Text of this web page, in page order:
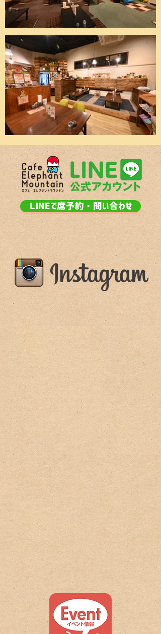
LINEで席予約・問い合わせ